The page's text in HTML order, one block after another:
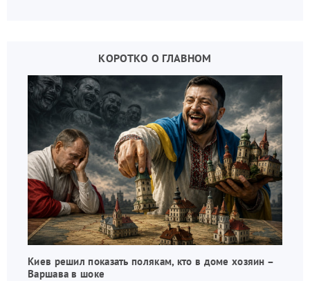
КОРОТКО О ГЛАВНОМ
Киев решил показать полякам, кто в доме хозяин –
Варшава в шоке